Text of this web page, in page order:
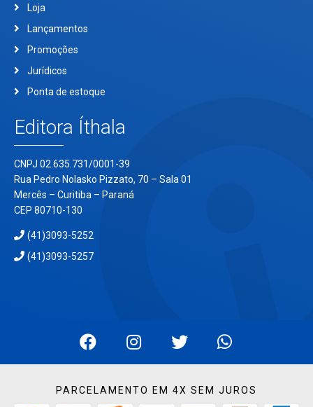
Loja
Lançamentos
Promoções
Jurídicos
Ponta de estoque
Editora Íthala
CNPJ 02.635.731/0001-39
Rua Pedro Nolasko Pizzato, 70 – Sala 01
Mercês – Curitiba – Paraná
CEP 80710-130
(41)3093-5252
(41)3093-5257
PARCELAMENTO EM 4X SEM JUROS